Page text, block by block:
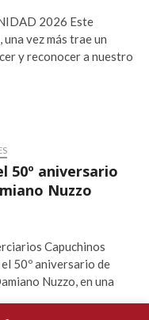
2026 Este
vez más trae un
y reconocer a nuestro
50º aniversario
Nuzzo
Capuchinos
50º aniversario de
Nuzzo, en una